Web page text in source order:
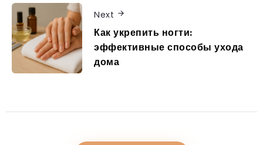
Next
Как укрепить ногти:
эффективные способы ухода
дома